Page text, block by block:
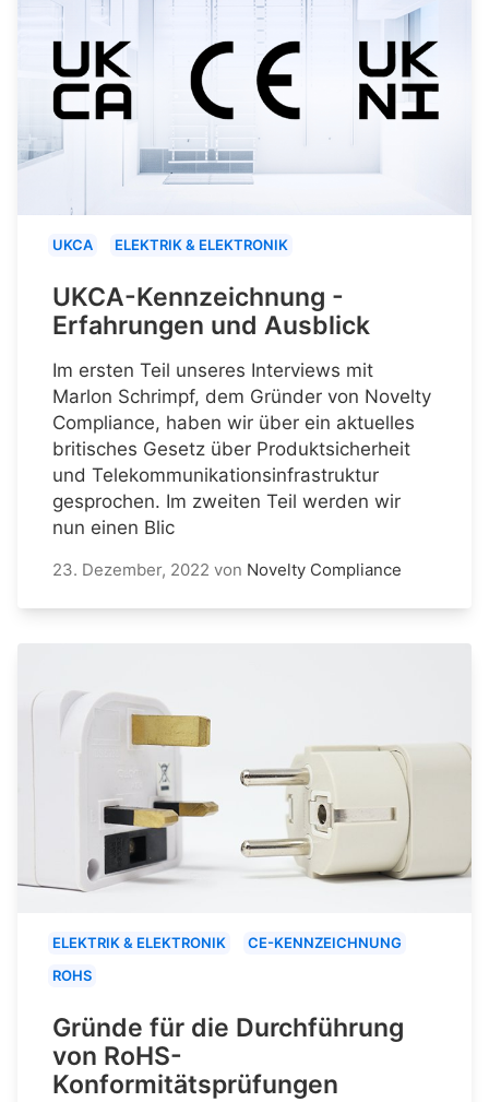
UKCA ELEKTRIK & ELEKTRONIK
UKCA-Kennzeichnung -
Erfahrungen und Ausblick
Im ersten Teil unseres Interviews mit
Marlon Schrimpf, dem Gründer von Novelty
Compliance, haben wir über ein aktuelles
britisches Gesetz über Produktsicherheit
und Telekommunikationsinfrastruktur
gesprochen. Im zweiten Teil werden wir
nun einen Blic
23. Dezember, 2022 von Novelty Compliance
ELEKTRIK & ELEKTRONIK
CE-KENNZEICHNUNG
ROHS
Gründe für die Durchführung
von RoHS-
Konformitätsprüfungen